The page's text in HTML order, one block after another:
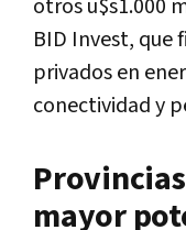
otros u$s1.000
BID Invest, que
privados en
conectividad y
mayor